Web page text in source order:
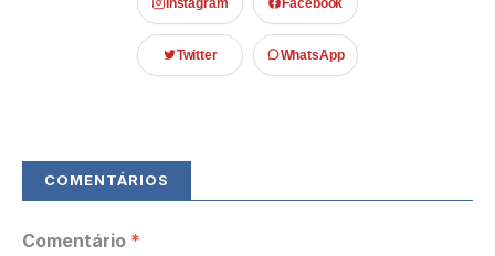
Instagram Facebook
Twitter WhatsApp
Comentário *